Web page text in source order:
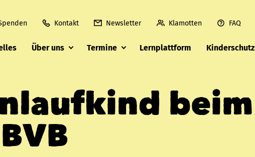
Über uns Termine Lernplattform Kinderschutz
Kontakt Newsletter Klamotten FAQ
beim
BVB